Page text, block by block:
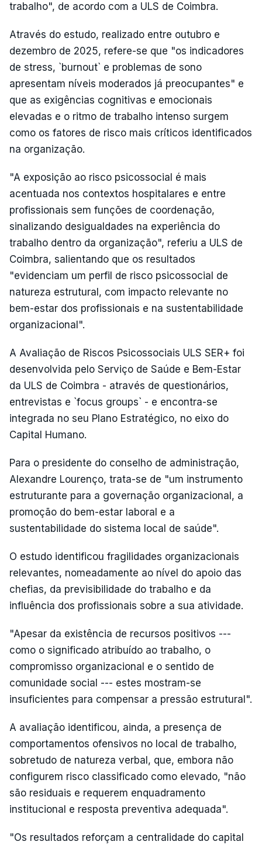
trabalho", de acordo com a ULS de Coimbra.
Através do estudo, realizado entre outubro e
dezembro de 2025, refere-se que "os indicadores
de stress, `burnout` e problemas de sono
apresentam níveis moderados já preocupantes" e
que as exigências cognitivas e emocionais
elevadas e o ritmo de trabalho intenso surgem
como os fatores de risco mais críticos identificados
na organização.
"A exposição ao risco psicossocial é mais
acentuada nos contextos hospitalares e entre
profissionais sem funções de coordenação,
sinalizando desigualdades na experiência do
trabalho dentro da organização", referiu a ULS de
Coimbra, salientando que os resultados
"evidenciam um perfil de risco psicossocial de
natureza estrutural, com impacto relevante no
bem-estar dos profissionais e na sustentabilidade
organizacional".
A Avaliação de Riscos Psicossociais ULS SER+ foi
desenvolvida pelo Serviço de Saúde e Bem-Estar
da ULS de Coimbra - através de questionários,
entrevistas e `focus groups` - e encontra-se
integrada no seu Plano Estratégico, no eixo do
Capital Humano.
Para o presidente do conselho de administração,
Alexandre Lourenço, trata-se de "um instrumento
estruturante para a governação organizacional, a
promoção do bem-estar laboral e a
sustentabilidade do sistema local de saúde".
O estudo identificou fragilidades organizacionais
relevantes, nomeadamente ao nível do apoio das
chefias, da previsibilidade do trabalho e da
influência dos profissionais sobre a sua atividade.
"Apesar da existência de recursos positivos ---
como o significado atribuído ao trabalho, o
compromisso organizacional e o sentido de
comunidade social --- estes mostram-se
insuficientes para compensar a pressão estrutural".
A avaliação identificou, ainda, a presença de
comportamentos ofensivos no local de trabalho,
sobretudo de natureza verbal, que, embora não
configurem risco classificado como elevado, "não
são residuais e requerem enquadramento
institucional e resposta preventiva adequada".
"Os resultados reforçam a centralidade do capital